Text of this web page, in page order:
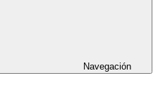
Navegación